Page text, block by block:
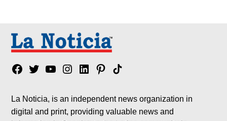
Facebook
TwitterYouTubeInstagram
LinkedinPinterest
Tik
La Noticia, is an independent news organization in
digital and print, providing valuable news and